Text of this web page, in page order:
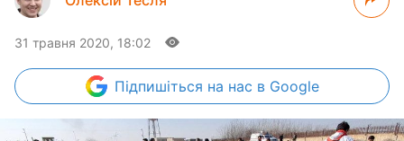
31 травня 2020, 18:02
Підпишіться на нас в Google